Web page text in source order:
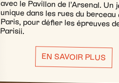
Parisii.
EN SAVOIR PLUS